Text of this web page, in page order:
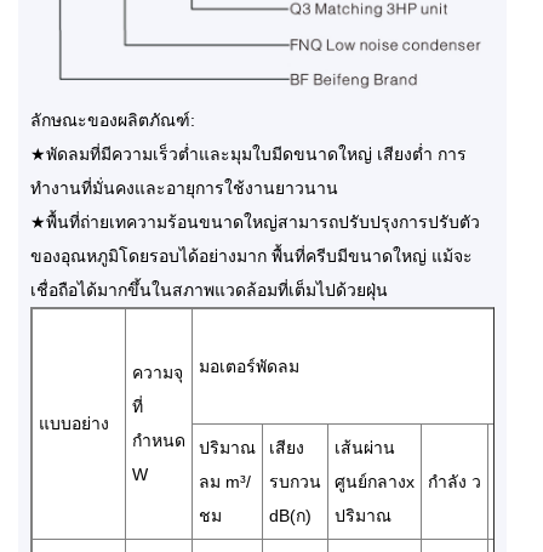
ลักษณะของผลิตภัณฑ์:
★พัดลมที่มีความเร็วต่ำและมุมใบมีดขนาดใหญ่ เสียงต่ำ การ
ทำงานที่มั่นคงและอายุการใช้งานยาวนาน
★พื้นที่ถ่ายเทความร้อนขนาดใหญ่สามารถปรับปรุงการปรับตัว
ของอุณหภูมิโดยรอบได้อย่างมาก พื้นที่ครีบมีขนาดใหญ่ แม้จะ
เชื่อถือได้มากขึ้นในสภาพแวดล้อมที่เต็มไปด้วยฝุ่น
แบบอย่าง
ความจุ
ที่
กำหนด
W
มอเตอร์พัดลม
ปริมาณ
ลม m³/
ชม
เสียง
รบกวน
dB(ก)
เส้นผ่าน
ศูนย์กลางx
ปริมาณ
กำลัง ว